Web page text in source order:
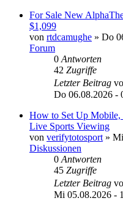
For Sale New
$1,099
von rtdcamughe » Do
Forum
0 Antworten
42 Zugriffe
Letzter Beitrag
Do 06.08.2026 -
How to Set Up Mobile,
Live Sports Viewing
von verifytotosport »
Diskussionen
0 Antworten
45 Zugriffe
Letzter Beitrag
Mi 05.08.2026 -